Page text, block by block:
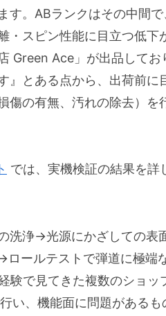
す。ABランクはその中間
・スピン性能に目立つ低下
Green Ace」が出品して
』とある点から、出荷前に
傷の有無、汚れの除去）を
では、実機検証の結果を詳
洗浄→光源にかざしての表
ールテストで弾道に極端
験で見てきた複数のショッ
い、機能面に問題がある